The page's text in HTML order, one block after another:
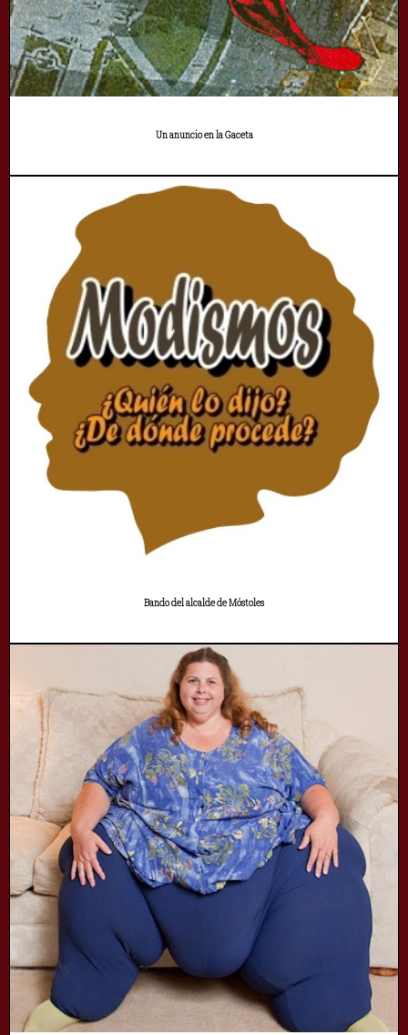
Un anuncio en la Gaceta
Bando del alcalde de Móstoles